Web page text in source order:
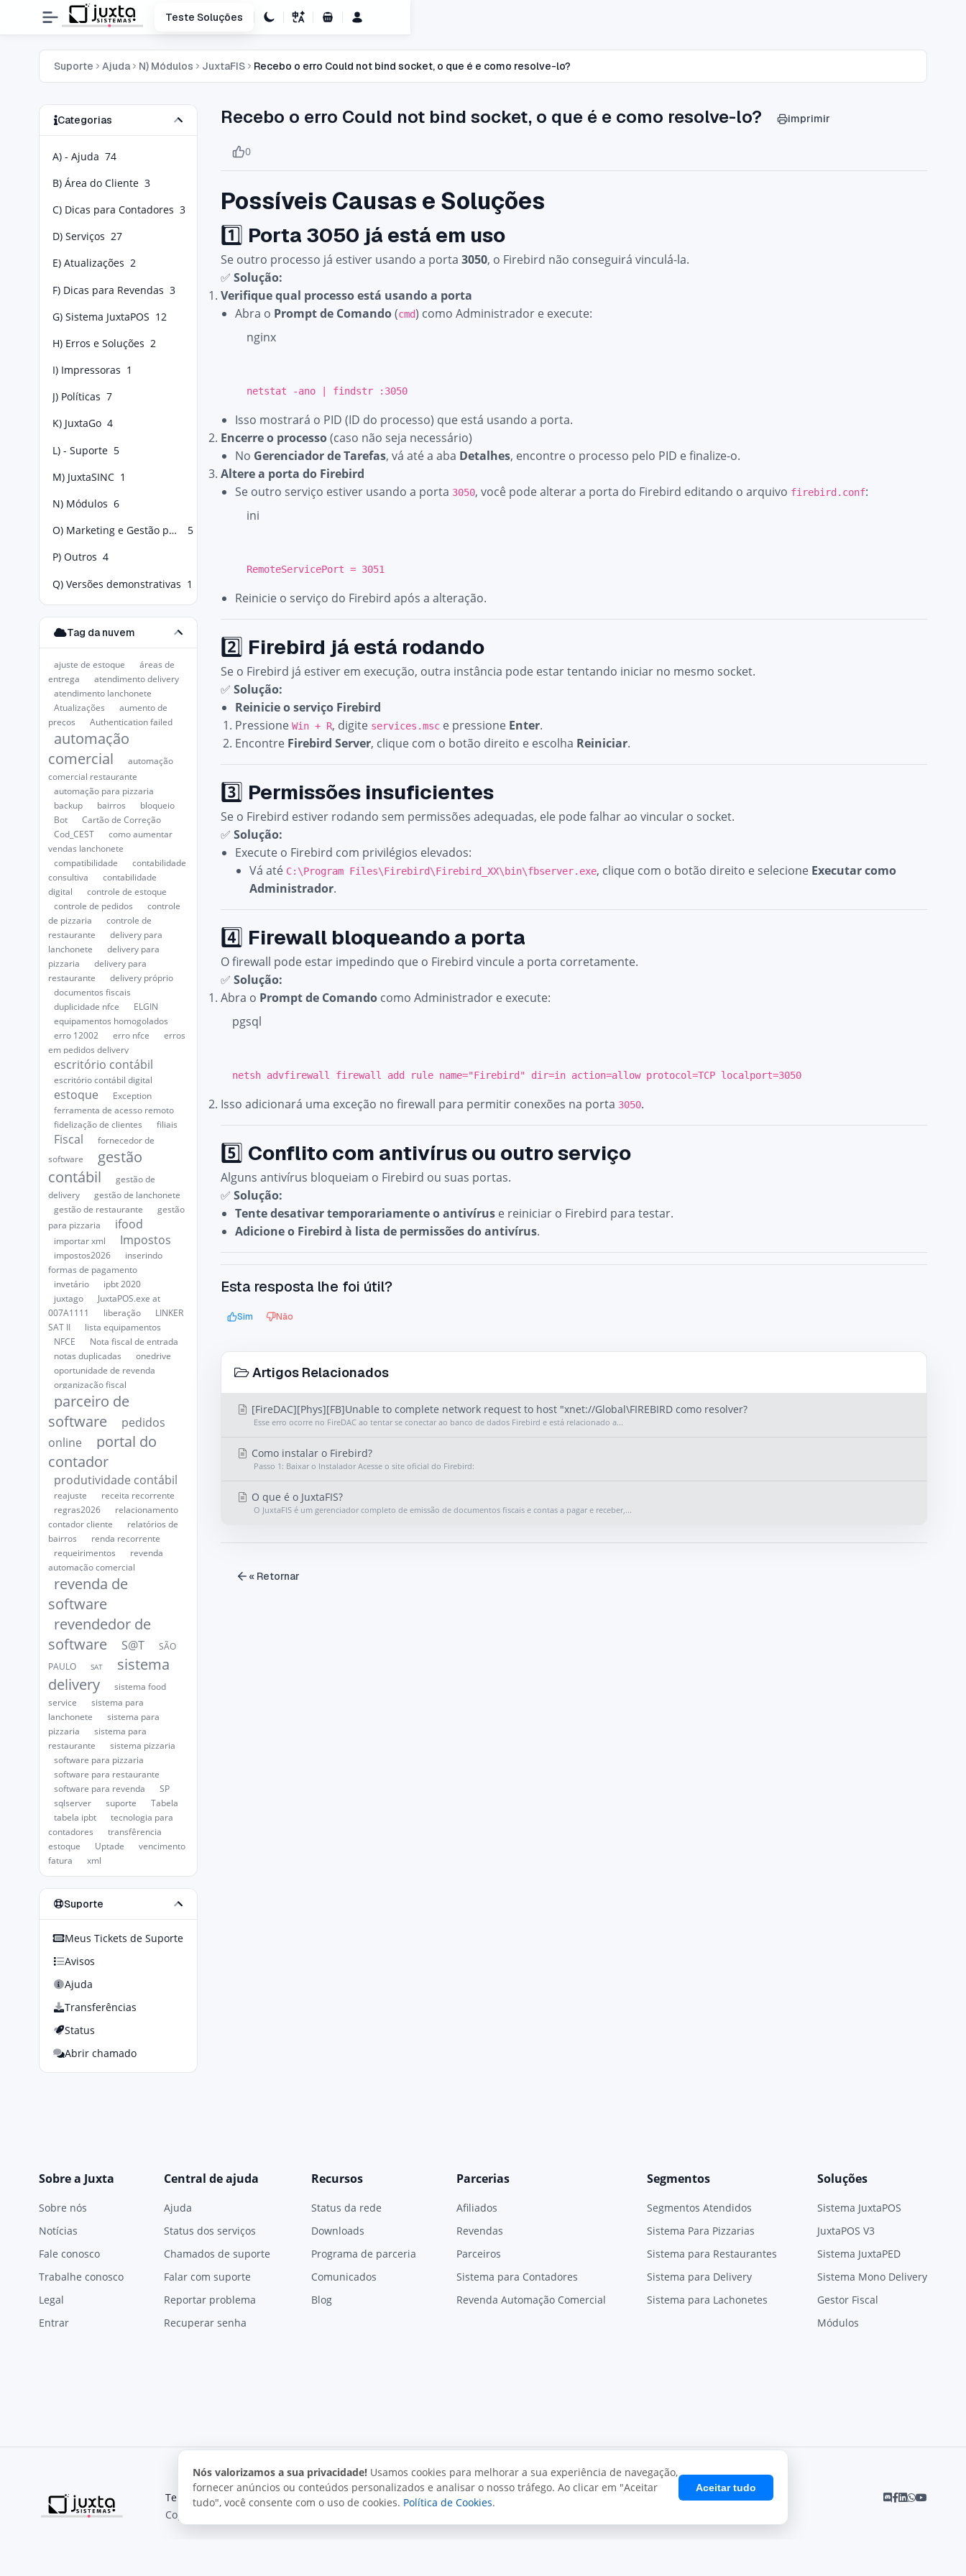
Teste Soluções
Carrinho de Compras
Suporte Ajuda N) Módulos JuxtaFIS Recebo o erro Could not bind socket, o que é e como resolve-lo?
Categorias
A) - Ajuda 74
B) Área do Cliente 3
C) Dicas para Contadores 3
D) Serviços 27
E) Atualizações 2
F) Dicas para Revendas 3
G) Sistema JuxtaPOS 12
H) Erros e Soluções 2
I) Impressoras 1
J) Políticas 7
K) JuxtaGo 4
L) - Suporte 5
M) JuxtaSINC 1
N) Módulos 6
O) Marketing e Gestão para Food Service
5
P) Outros 4
Q) Versões demonstrativas 1
Tag da nuvem
ajuste de estoque
áreas de
entrega
atendimento delivery
atendimento lanchonete
Atualizações
aumento de
preços
Authentication failed
automação
comercial
automação
comercial restaurante
automação para pizzaria
backup
bairros
bloqueio
Bot
Cartão de Correção
Cod_CEST
como aumentar
vendas lanchonete
compatibilidade
contabilidade
consultiva
contabilidade
digital
controle de estoque
controle de pedidos
controle
de pizzaria
controle de
restaurante
delivery para
lanchonete
delivery para
pizzaria
delivery para
restaurante
delivery próprio
documentos fiscais
duplicidade nfce
ELGIN
equipamentos homogolados
erro 12002
erro nfce
erros
em pedidos delivery
escritório contábil
escritório contábil digital
estoque
Exception
ferramenta de acesso remoto
fidelização de clientes
filiais
Fiscal
fornecedor de
software
gestão
contábil
gestão de
delivery
gestão de lanchonete
gestão de restaurante
gestão
para pizzaria
ifood
importar xml Impostos
impostos2026
inserindo
formas de pagamento
invetário
ipbt 2020
juxtago
JuxtaPOS.exe at
007A1111
liberação
LINKER
SAT II
lista equipamentos
NFCE
Nota fiscal de entrada
notas duplicadas
onedrive
oportunidade de revenda
organização fiscal
parceiro de
software
pedidos
online
portal do
contador
produtividade contábil
reajuste
receita recorrente
regras2026
relacionamento
contador cliente
relatórios de
bairros
renda recorrente
requeirimentos
revenda
automação comercial
revenda de
software
revendedor de
software
S@T
SÃO
PAULO
SAT
sistema
delivery
sistema food
service
sistema para
lanchonete
sistema para
pizzaria
sistema para
restaurante
sistema pizzaria
software para pizzaria
software para restaurante
software para revenda
SP
sqlserver
suporte
Tabela
tabela ipbt
tecnologia para
contadores
transfêrencia
estoque
Uptade
vencimento
fatura
xml
Suporte
Meus Tickets de Suporte
Avisos
Ajuda
Transferências
Status
Abrir chamado
Recebo o erro Could not bind socket, o que é e como resolve-lo? imprimir
0
Possíveis Causas e Soluções
1️⃣ Porta 3050 já está em uso
Se outro processo já estiver usando a porta3050, o Firebird não conseguirá vinculá-la.
✅Solução:
Verifique qual processo está usando a porta
Abra o Prompt de Comando(cmd) como Administrador e execute:
nginx
netstat -ano | findstr : 3050
Isso mostrará o PID (ID do processo) que está usando a porta.
Encerre o processo(caso não seja necessário)
No Gerenciador de Tarefas, vá até a aba Detalhes, encontre o processo pelo PID e finalize-o.
Altere a porta do Firebird
Se outro serviço estiver usando a porta 3050, você pode alterar a porta do Firebird editando o arquivo firebird.conf:
ini
RemoteServicePort = 3051
Reinicie o serviço do Firebird após a alteração.
2️⃣ Firebird já está rodando
Se o Firebird já estiver em execução, outra instância pode estar tentando iniciar no mesmo socket.
✅Solução:
Reinicie o serviço Firebird
PressioneWin + R, digite services.msc e pressione Enter.
Encontre Firebird Server, clique com o botão direito e escolha Reiniciar.
3️⃣ Permissões insuficientes
Se o Firebird estiver rodando sem permissões adequadas, ele pode falhar ao vincular o socket.
✅Solução:
Execute o Firebird com privilégios elevados:
Vá até C:\Program Files\Firebird\Firebird_XX\bin\fbserver.exe, clique com o botão direito e selecione Executar como
Administrador.
4️⃣ Firewall bloqueando a porta
O firewall pode estar impedindo que o Firebird vincule a porta corretamente.
✅Solução:
Abra o Prompt de Comando como Administrador e execute:
pgsql
netsh advfirewall firewall add rule name="Firebird" dir=in action=allow protocol=TCP localport=3050
Isso adicionará uma exceção no firewall para permitir conexões na porta 3050.
5️⃣ Conflito com antivírus ou outro serviço
Alguns antivírus bloqueiam o Firebird ou suas portas.
✅Solução:
Tente desativar temporariamente o antivírus e reiniciar o Firebird para testar.
Adicione o Firebird à lista de permissões do antivírus.
Esta resposta lhe foi útil?
Sim Não
Artigos Relacionados
[FireDAC][Phys][FB]Unable to complete network request to host "xnet://Global\FIREBIRD como resolver?
Esse erro ocorre no FireDAC ao tentar se conectar ao banco de dados Firebird e está relacionado a...
Como instalar o Firebird?
Passo 1: Baixar o Instalador Acesse o site oficial do Firebird:
O que é o JuxtaFIS?
O JuxtaFIS é um gerenciador completo de emissão de documentos fiscais e contas a pagar e receber,...
« Retornar
Sobre a Juxta
Sobre nós
Notícias
Fale conosco
Trabalhe conosco
Legal
Entrar
Central de ajuda
Ajuda
Status dos serviços
Chamados de suporte
Falar com suporte
Reportar problema
Recuperar senha
Recursos
Status da rede
Downloads
Programa de parceria
Comunicados
Blog
Parcerias
Afiliados
Revendas
Parceiros
Sistema para Contadores
Revenda Automação Comercial
Segmentos
Segmentos Atendidos
Sistema Para Pizzarias
Sistema para Restaurantes
Sistema para Delivery
Sistema para Lachonetes
Soluções
Sistema JuxtaPOS
JuxtaPOS V3
Sistema JuxtaPED
Sistema Mono Delivery
Gestor Fiscal
Módulos
Nós valorizamos a sua privacidade! Usamos cookies para melhorar a sua experiência de navegação,
fornecer anúncios ou conteúdos personalizados e analisar o nosso tráfego. Ao clicar em "Aceitar
tudo", você consente com o uso de cookies. Política de Cookies.
Aceitar tudo
Termos de uso Política de privacidade Uso aceitável
Direitos autorais
Copyright © 2026, Juxta Sistemas. Todos os direitos reservados.